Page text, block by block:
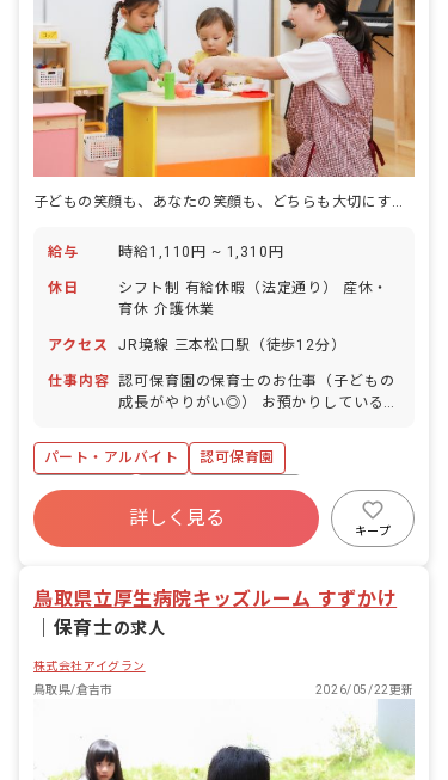
給与 時給1,110円 ~ 1,310円
休日
シフト制 有給休暇（法定通り） 産休・
育休 介護休業
アクセス JR境線 三本松口駅（徒歩12分）
仕事内容 認可保育園の保育士のお仕事（子どもの
成長がやりがい◎） お預かりしている子
・食事・睡眠・排泄・清潔・衣類の着脱
等 ・集団生活を通じた社会性の装着 ・
行事の計画・実行、お知らせの作成
パート・アルバイト
認可保育園
ブランクOK
有給
福利厚生充実
昇給昇進あり
産休育休制度
未経験歓迎
詳しく見る
キープ
鳥取県立厚生病院キッズルーム すずかけ
保育士の求人
株式会社アイグラン
鳥取県/倉吉市
2026/05/22更新